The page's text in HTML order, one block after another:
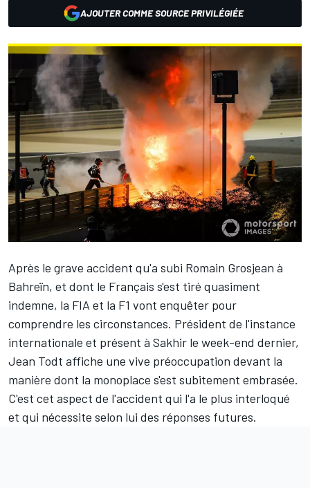
AJOUTER COMME SOURCE PRIVILÉGIÉE
Après le grave accident qu'a subi Romain Grosjean à
Bahreïn, et dont le Français s'est tiré quasiment
indemne, la FIA et la F1 vont enquêter pour
comprendre les circonstances. Président de l'instance
internationale et présent à Sakhir le week-end dernier,
Jean Todt affiche une vive préoccupation devant la
manière dont la monoplace s'est subitement embrasée.
C'est cet aspect de l'accident qui l'a le plus interloqué
et qui nécessite selon lui des réponses futures.